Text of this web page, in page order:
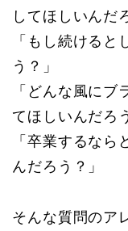
してほしいんだ
「もし続ける
う？」
「どんな風にブ
てほしいんだろ
「卒業するな
んだろう？」
そんな質問のア